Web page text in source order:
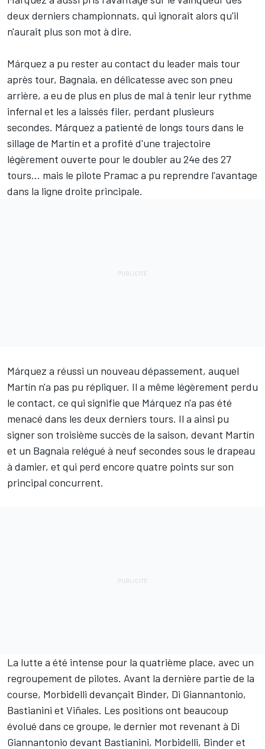
deux derniers championnats, qui ignorait alors qu'il
n'aurait plus son mot à dire.
Márquez a pu rester au contact du leader mais tour
après tour, Bagnaia, en délicatesse avec son pneu
arrière, a eu de plus en plus de mal à tenir leur rythme
infernal et les a laissés filer, perdant plusieurs
secondes. Márquez a patienté de longs tours dans le
sillage de Martín et a profité d'une trajectoire
légèrement ouverte pour le doubler au 24e des 27
tours... mais le pilote Pramac a pu reprendre l'avantage
dans la ligne droite principale.
Márquez a réussi un nouveau dépassement, auquel
Martín n'a pas pu répliquer. Il a même légèrement perdu
le contact, ce qui signifie que Márquez n'a pas été
menacé dans les deux derniers tours. Il a ainsi pu
signer son troisième succès de la saison, devant Martín
et un Bagnaia relégué à neuf secondes sous le drapeau
à damier, et qui perd encore quatre points sur son
principal concurrent.
La lutte a été intense pour la quatrième place, avec un
regroupement de pilotes. Avant la dernière partie de la
course, Morbidelli devançait Binder, Di Giannantonio,
Bastianini et Viñales. Les positions ont beaucoup
évolué dans ce groupe, le dernier mot revenant à Di
Giannantonio devant Bastianini, Morbidelli, Binder et